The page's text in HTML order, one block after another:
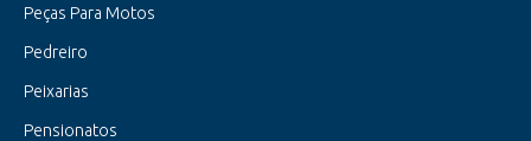
Peças Para Motos
Pedreiro
Peixarias
Pensionatos